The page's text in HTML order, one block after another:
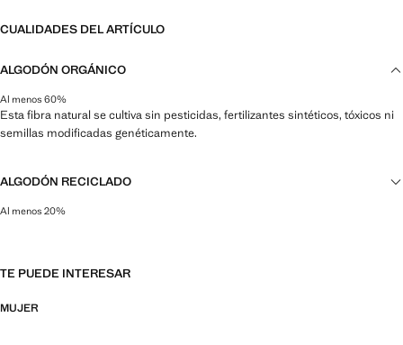
CUALIDADES DEL ARTÍCULO
ALGODÓN ORGÁNICO
Al menos 60%
Esta fibra natural se cultiva sin pesticidas, fertilizantes sintéticos, tóxicos ni
semillas modificadas genéticamente.
ALGODÓN RECICLADO
Al menos 20%
TE PUEDE INTERESAR
MUJER